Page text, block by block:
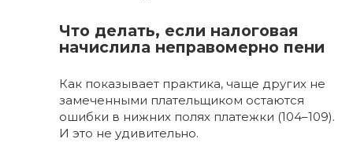
Что делать, если налоговая
начислила неправомерно пени
Как показывает практика, чаще других не
замеченными плательщиком остаются
ошибки в нижних полях платежки (104–109).
И это не удивительно.